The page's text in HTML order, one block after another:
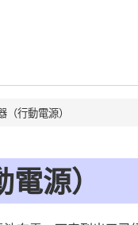
行動電源）
源）